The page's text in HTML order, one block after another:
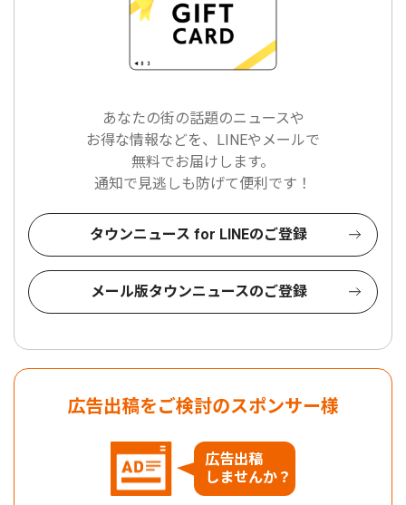
あなたの街の話題のニュースや
お得な情報などを、LINEやメールで
無料でお届けします。
通知で見逃しも防げて便利です！
タウンニュース for LINEのご登録
メール版タウンニュースのご登録
広告出稿をご検討のスポンサー様
広告出稿
しませんか？